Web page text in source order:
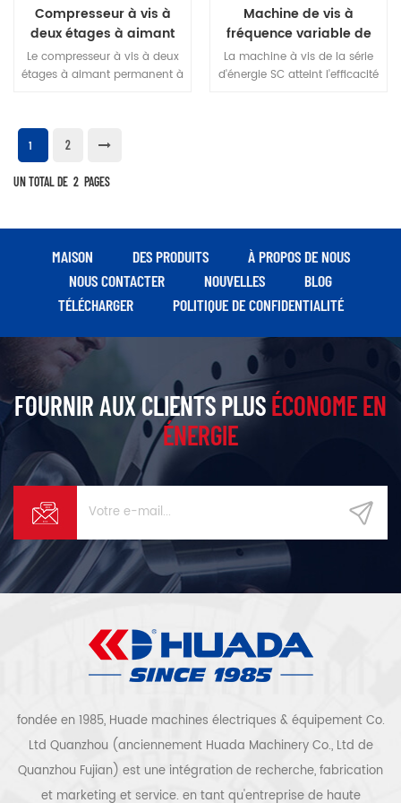
Compresseur à vis à
deux étages à aimant
permanent série Huada
AD 132kw, fréquence
Le compresseur à vis à deux
étages à aimant permanent à
conception de moteur
spéciale haute performance,
caractéristiques d'une petite
performances et d'une longue
durée de vie.
Machine de vis à
fréquence variable de
22 kW SC Série SC
La machine à vis de la série
d'énergie SC atteint l'efficacité
gaz de diverses industries.
1 2
UN TOTAL DE 2 PAGES
MAISON DES PRODUITS
À PROPOS DE NOUS
NOUS CONTACTER
NOUVELLES
BLOG
TÉLÉCHARGER
POLITIQUE DE CONFIDENTIALITÉ
FOURNIR AUX CLIENTS PLUSÉCONOME EN
ÉNERGIE
fondée en 1985, Huade machines électriques & équipement Co.
Ltd Quanzhou (anciennement Huada Machinery Co., Ltd de
Quanzhou Fujian) est une intégration de recherche, fabrication
et marketing et service. en tant qu'entreprise de haute